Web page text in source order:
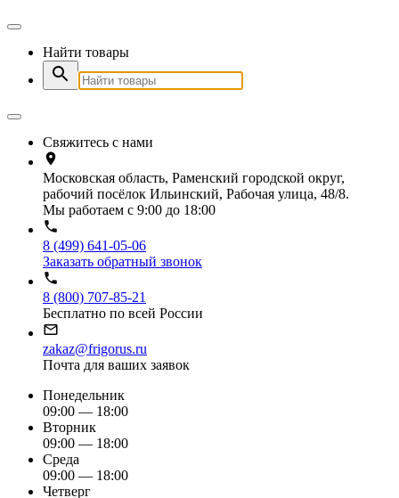
Найти товары
Свяжитесь с нами
Московская область, Раменский городской округ,
рабочий посёлок Ильинский, Рабочая улица, 48/8.
Мы работаем с 9:00 до 18:00
8 (499) 641-05-06
Заказать обратный звонок
8 (800) 707-85-21
Бесплатно по всей России
zakaz@frigorus.ru
Почта для ваших заявок
Понедельник
09:00 — 18:00
Вторник
09:00 — 18:00
Среда
09:00 — 18:00
Четверг